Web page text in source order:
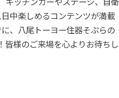
中楽しめるコンテンツが満載
、八尾トーヨー住器そぷらの
皆様のご来場を心よりお待ちし